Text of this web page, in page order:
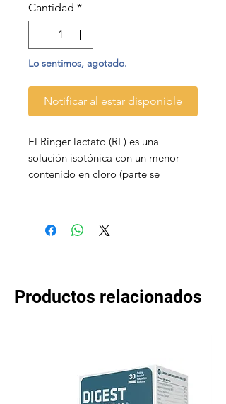
Cantidad *
Lo sentimos, agotado.
Notificar al estar disponible
El Ringer lactato (RL) es una
solución isotónica con un menor
contenido en cloro (parte se
Imagen Referencial - Marca puede
variar
Productos relacionados